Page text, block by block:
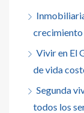
crecimiento
Vivir en El
de vida
Segunda
todos los